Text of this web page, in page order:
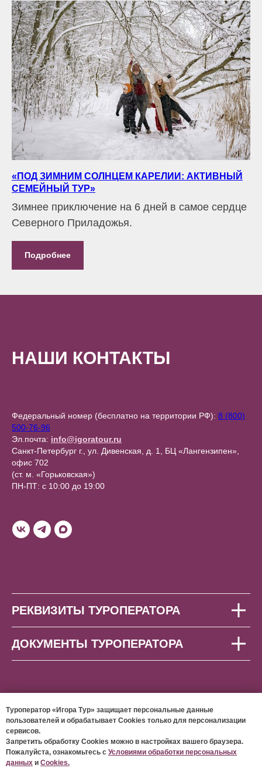
Туроператор «Игора Тур» защищает персональные данные
пользователей и обрабатывает Cookies только для персонализации
сервисов.
Запретить обработку Cookies можно в настройках вашего браузера.
Пожалуйста, ознакомьтесь с Условиями обработки персональных
данных и Cookies.
«ПОД ЗИМНИМ СОЛНЦЕМ КАРЕЛИИ: АКТИВНЫЙ
СЕМЕЙНЫЙ ТУР»
Зимнее приключение на 6 дней в самое сердце
Северного Приладожья.
Подробнее
НАШИ КОНТАКТЫ
Федеральный номер (бесплатно на территории РФ): 8 (800)
500-76-96
Эл.почта: info@igoratour.ru
Санкт-Петербург г., ул. Дивенская, д. 1, БЦ «Лангензипен»,
офис 702
(ст. м. «Горьковская»)
ПН-ПТ: с 10:00 до 19:00
РЕКВИЗИТЫ ТУРОПЕРАТОРА
ДОКУМЕНТЫ ТУРОПЕРАТОРА
© 2026 ООО «ИГОРА ТУР»